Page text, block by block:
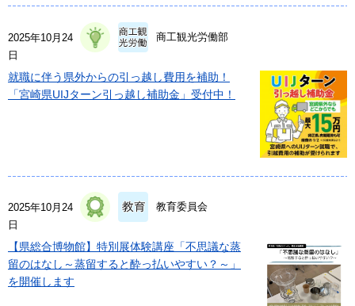
2025年10月24
日
商工観光労働部
就職に伴う県外からの引っ越し費用を補助！
「宮崎県UIJターン引っ越し補助金」受付中！
2025年10月24
日
教育委員会
【県総合博物館】特別展体験講座「不思議な蒸
留のはなし～蒸留すると酔っ払いやすい？～」
を開催します